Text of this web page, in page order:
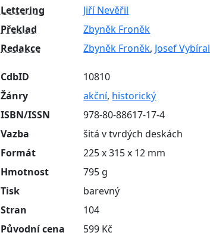
Lettering
Jiří Nevěřil
Překlad
Zbyněk Froněk
Redakce
Zbyněk Froněk, Josef Vybíral
CdbID
10810
Žánry
akční, historický
ISBN/ISSN
978-80-88617-17-4
Vazba
šitá v tvrdých deskách
Formát
225 x 315 x 12 mm
Hmotnost
795 g
Tisk
barevný
Stran
104
Původní cena
599 Kč